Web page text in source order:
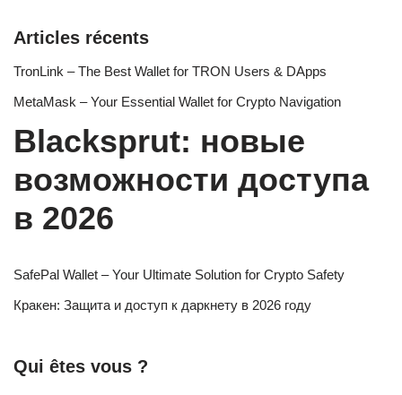
Articles récents
TronLink – The Best Wallet for TRON Users & DApps
MetaMask – Your Essential Wallet for Crypto Navigation
Blacksprut: новые
возможности доступа
в 2026
SafePal Wallet – Your Ultimate Solution for Crypto Safety
Кракен: Защита и доступ к даркнету в 2026 году
Qui êtes vous ?